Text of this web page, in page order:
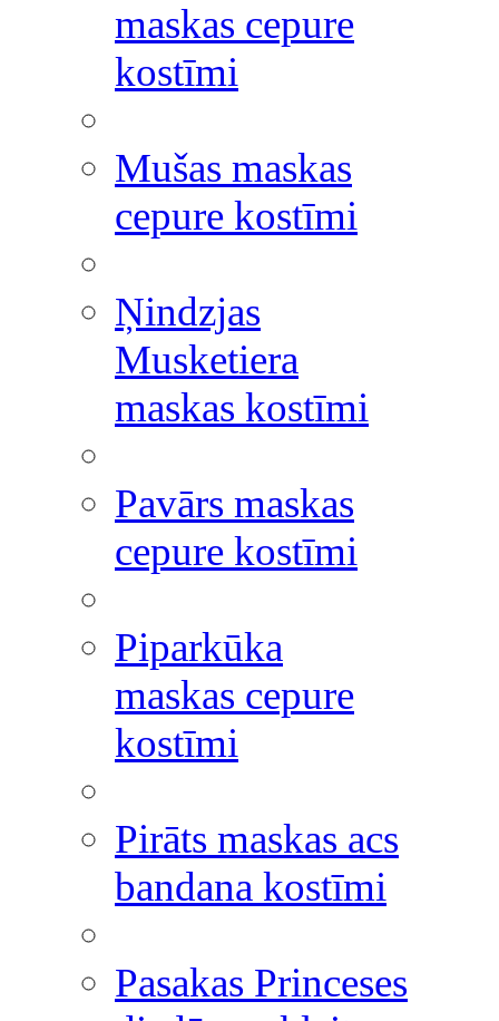
maskas cepure
kostīmi
Mušas maskas
cepure kostīmi
Ņindzjas
Musketiera
maskas kostīmi
Pavārs maskas
cepure kostīmi
Piparkūka
maskas cepure
kostīmi
Pirāts maskas acs
bandana kostīmi
Pasakas Princeses